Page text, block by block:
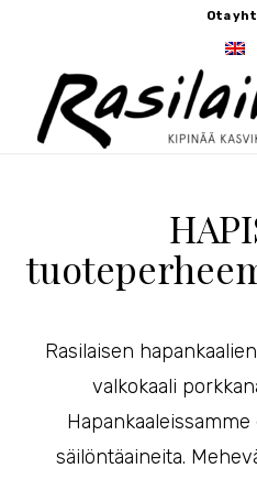
Ota
Rasilaisen
valkokaali
säilöntäaineita.